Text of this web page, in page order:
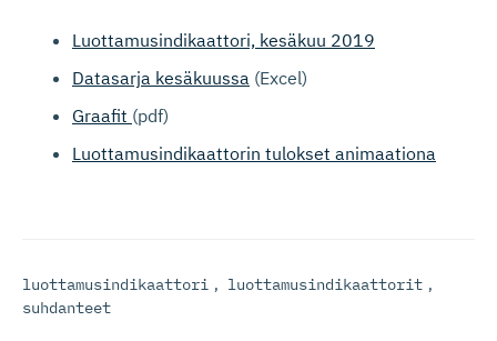
Luottamusindikaattori, kesäkuu 2019
Datasarja kesäkuussa (Excel)
Graafit (pdf)
Luottamusindikaattorin tulokset animaationa
luottamusindikaattori , luottamusindikaattorit ,
suhdanteet